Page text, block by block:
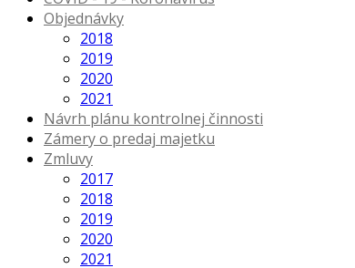
Objednávky
2018
2019
2020
2021
Návrh plánu kontrolnej činnosti
Zámery o predaj majetku
Zmluvy
2017
2018
2019
2020
2021